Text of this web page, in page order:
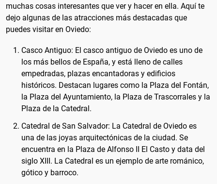
muchas cosas interesantes que ver y hacer en ella. Aquí te
dejo algunas de las atracciones más destacadas que
puedes visitar en Oviedo:
Casco Antiguo: El casco antiguo de Oviedo es uno de
los más bellos de España, y está lleno de calles
empedradas, plazas encantadoras y edificios
históricos. Destacan lugares como la Plaza del Fontán,
la Plaza del Ayuntamiento, la Plaza de Trascorrales y la
Plaza de la Catedral.
Catedral de San Salvador: La Catedral de Oviedo es
una de las joyas arquitectónicas de la ciudad. Se
encuentra en la Plaza de Alfonso II El Casto y data del
siglo XIII. La Catedral es un ejemplo de arte románico,
gótico y barroco.